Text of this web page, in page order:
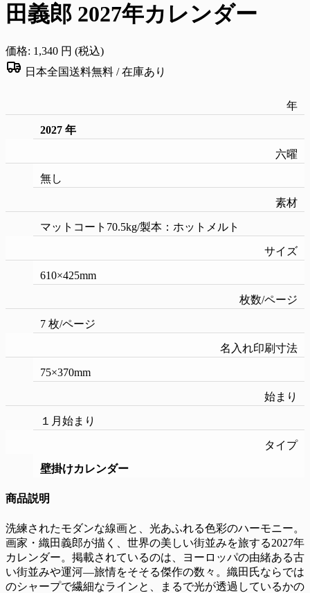
田義郎 2027年カレンダー
価格: 1,340 円 (税込)
日本全国送料無料 /在庫あり
年
2027 年
六曜
無し
素材
マットコート70.5kg/製本：ホットメルト
サイズ
610×425mm
枚数/ページ
7 枚/ページ
名入れ印刷寸法
75×370mm
始まり
１月始まり
タイプ
壁掛けカレンダー
商品説明
洗練されたモダンな線画と、光あふれる色彩のハーモニー。
画家・織田義郎が描く、世界の美しい街並みを旅する2027年
カレンダー。掲載されているのは、ヨーロッパの由緒ある古
い街並みや運河―旅情をそそる傑作の数々。織田氏ならでは
のシャープで繊細なラインと、まるで光が透過しているかの